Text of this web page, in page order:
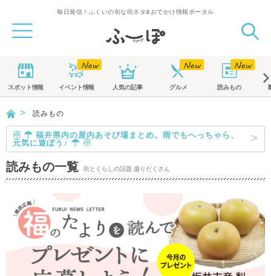
毎日発信！ふくいの旬な街ネタ&おでかけ情報ポータル
スポット情報 イベント情報 人気の記事 グルメ 読みもの
読みもの
☃ ☂ 福井県内の屋内あそび場まとめ。雨でもへっちゃら、
元気に遊ぼう♪ ☂ ☃
読みもの一覧 街とくらしの話題 盛りだくさん